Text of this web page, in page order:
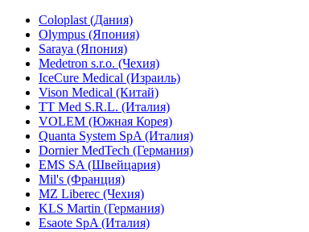
Coloplast (Дания)
Olympus (Япония)
Saraya (Япония)
Medetron s.r.o. (Чехия)
IceCure Medical (Израиль)
Vison Medical (Китай)
TT Med S.R.L. (Италия)
VOLEM (Южная Корея)
Quanta System SpA (Италия)
Dornier MedTech (Германия)
EMS SA (Швейцария)
Mil's (Франция)
MZ Liberec (Чехия)
KLS Martin (Германия)
Esaote SpA (Италия)